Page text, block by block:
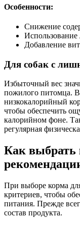
Особенности:
Снижение
Использование
Добавление
Для собак с
Избыточный вес
пожилого питомца.
низкокалорийный
чтобы обеспечить
калорийном фоне.
регулярная
Как выбрать
При выборе корма
критериев, чтобы
питания. Прежде
состав продукта.